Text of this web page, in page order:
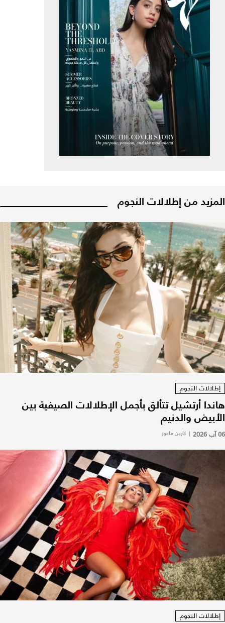
المزيد من إطلالات النجوم
إطلالات النجوم
هاندا أرتشيل تتألق بأجمل الإطلالات الصيفية بين
الأبيض والدنيم
06 آب 2026 | كارين فاعور
إطلالات النجوم